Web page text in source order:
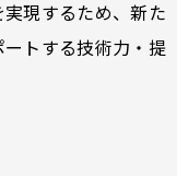
現するため、新た
トする技術力・提